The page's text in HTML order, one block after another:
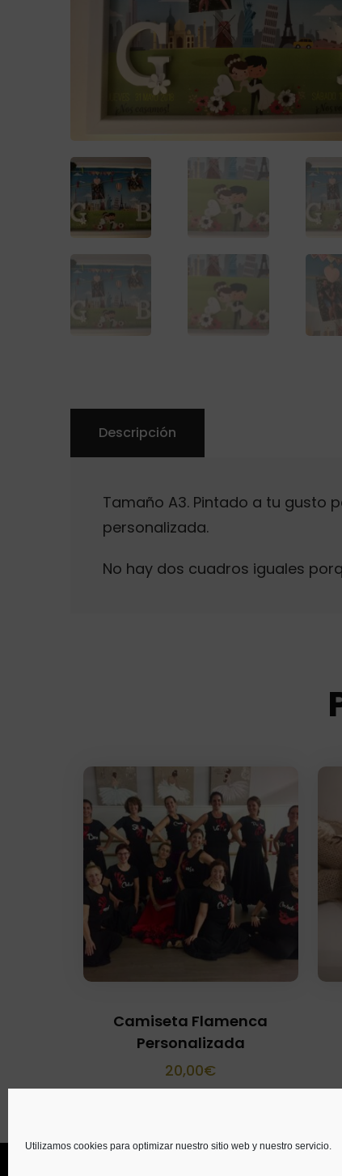
Utilizamos cookies para optimizar nuestro sitio web y nuestro servicio.
Descripción
Tamaño A3. Pintado a tu gusto
personalizada.
No hay dos cuadros iguales
Camiseta Flamenca
Personalizada
20,00€